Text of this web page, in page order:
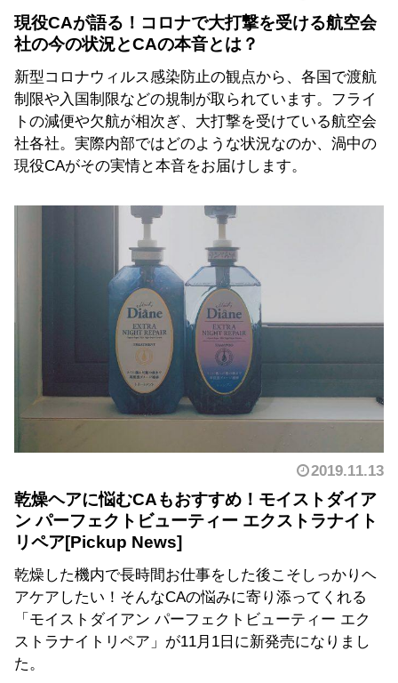
現役CAが語る！コロナで大打撃を受ける航空会
社の今の状況とCAの本音とは？
新型コロナウィルス感染防止の観点から、各国で渡航
制限や入国制限などの規制が取られています。フライ
トの減便や欠航が相次ぎ、大打撃を受けている航空会
社各社。実際内部ではどのような状況なのか、渦中の
現役CAがその実情と本音をお届けします。
2019.11.13
乾燥ヘアに悩むCAもおすすめ！モイストダイア
ン パーフェクトビューティー エクストラナイト
リペア
乾燥した機内で長時間お仕事をした後こそしっかりヘ
アケアしたい！そんなCAの悩みに寄り添ってくれる
「モイストダイアン パーフェクトビューティー エク
ストラナイトリペア」が11月1日に新発売になりまし
た。